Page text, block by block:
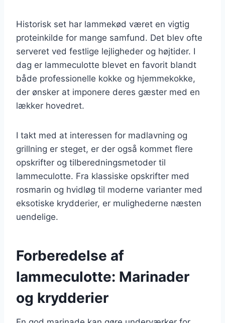
Historisk set har lammekød været en vigtig
proteinkilde for mange samfund. Det blev ofte
serveret ved festlige lejligheder og højtider. I
dag er lammeculotte blevet en favorit blandt
både professionelle kokke og hjemmekokke,
der ønsker at imponere deres gæster med en
lækker hovedret.
I takt med at interessen for madlavning og
grillning er steget, er der også kommet flere
opskrifter og tilberedningsmetoder til
lammeculotte. Fra klassiske opskrifter med
rosmarin og hvidløg til moderne varianter med
eksotiske krydderier, er mulighederne næsten
uendelige.
Forberedelse af
lammeculotte: Marinader
og krydderier